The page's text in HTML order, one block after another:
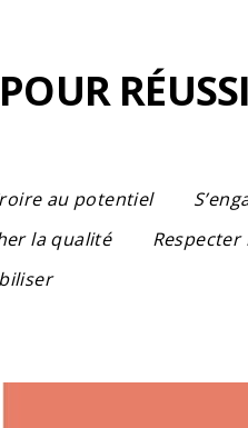
au potentiel
la qualité